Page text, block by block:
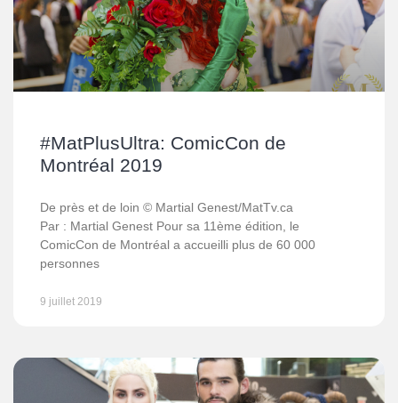
#MatPlusUltra: ComicCon de
Montréal 2019
De près et de loin © Martial Genest/MatTv.ca
Par : Martial Genest Pour sa 11ème édition, le
ComicCon de Montréal a accueilli plus de 60 000
personnes
9 juillet 2019